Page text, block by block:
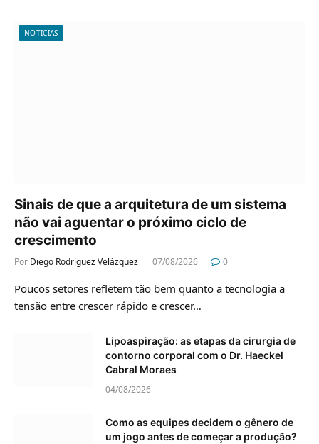
NOTICIAS
Sinais de que a arquitetura de um sistema
não vai aguentar o próximo ciclo de
crescimento
Por Diego Rodríguez Velázquez 07/08/2026 0
Poucos setores refletem tão bem quanto a tecnologia a
tensão entre crescer rápido e crescer…
Lipoaspiração: as etapas da cirurgia de
contorno corporal com o Dr. Haeckel
Cabral Moraes
04/08/2026
Como as equipes decidem o gênero de
um jogo antes de começar a produção?